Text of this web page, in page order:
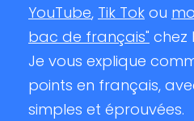
YouTube, Tik Tok ou
bac de français" chez
Je vous explique
points en français,
simples et éprouvées.